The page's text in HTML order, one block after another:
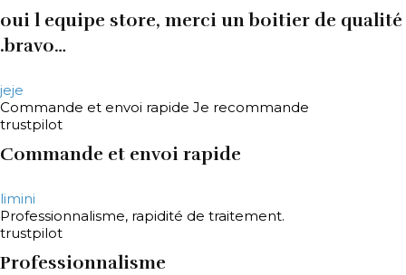
oui l equipe store, merci un boitier de qualité
.bravo…
jeje
Commande et envoi rapide Je recommande
trustpilot
Commande et envoi rapide
limini
Professionnalisme, rapidité de traitement.
trustpilot
Professionnalisme